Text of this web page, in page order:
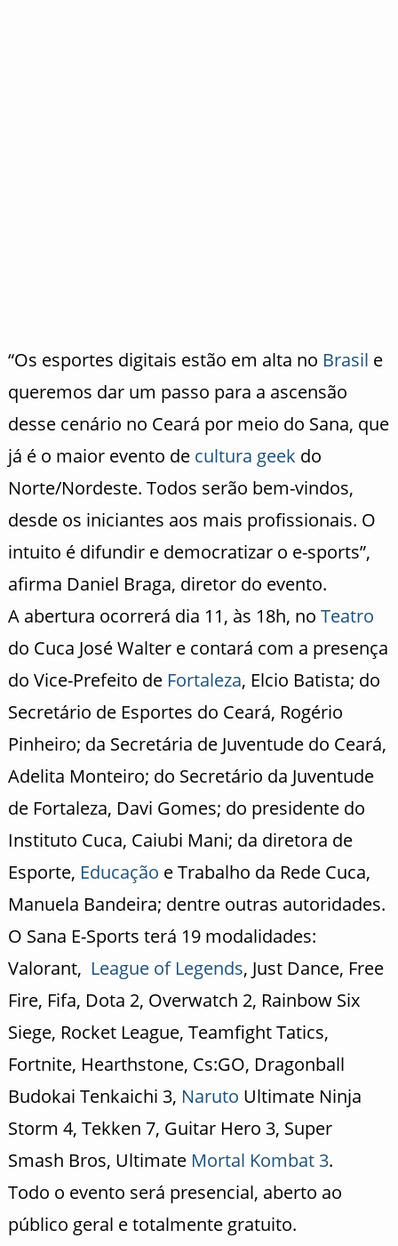
“Os esportes digitais estão em alta no Brasil e
queremos dar um passo para a ascensão
desse cenário no Ceará por meio do Sana, que
já é o maior evento de cultura geek do
Norte/Nordeste. Todos serão bem-vindos,
desde os iniciantes aos mais profissionais. O
intuito é difundir e democratizar o e-sports”,
afirma Daniel Braga, diretor do evento.
A abertura ocorrerá dia 11, às 18h, no Teatro
do Cuca José Walter e contará com a presença
do Vice-Prefeito de Fortaleza, Elcio Batista; do
Secretário de Esportes do Ceará, Rogério
Pinheiro; da Secretária de Juventude do Ceará,
Adelita Monteiro; do Secretário da Juventude
de Fortaleza, Davi Gomes; do presidente do
Instituto Cuca, Caiubi Mani; da diretora de
Esporte, Educação e Trabalho da Rede Cuca,
Manuela Bandeira; dentre outras autoridades.
O Sana E-Sports terá 19 modalidades:
Valorant, League of Legends, Just Dance, Free
Fire, Fifa, Dota 2, Overwatch 2, Rainbow Six
Siege, Rocket League, Teamfight Tatics,
Fortnite, Hearthstone, Cs:GO, Dragonball
Budokai Tenkaichi 3, Naruto Ultimate Ninja
Storm 4, Tekken 7, Guitar Hero 3, Super
Smash Bros, Ultimate Mortal Kombat 3.
Todo o evento será presencial, aberto ao
público geral e totalmente gratuito.